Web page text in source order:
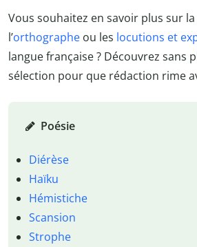
Vous souhaitez en savoir plus sur la
l’orthographe ou les locutions et
langue française ? Découvrez sans
sélection pour que rédaction rime
Poésie
Diérèse
Haïku
Hémistiche
Scansion
Strophe